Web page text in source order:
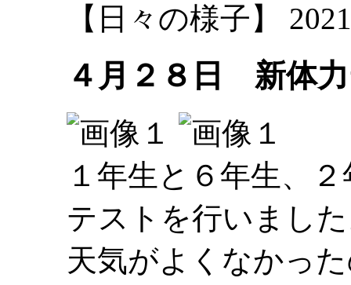
【日々の様子】
４月２８日 新体
１年生と６年生、
テストを行いまし
天気がよくなかっ